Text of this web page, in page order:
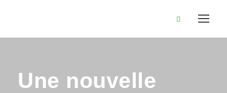
Une nouvelle